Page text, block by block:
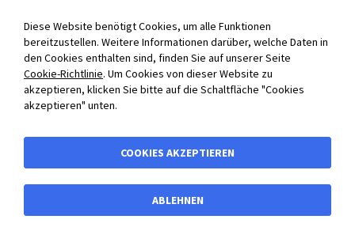
Persönlich für Sie da!
+43 720 301707 0
info@bibus.at
Mo-Do 08:00-16:30 Uhr
Diese Website benötigt Cookies, um alle Funktionen
bereitzustellen. Weitere Informationen darüber, welche Daten in
den Cookies enthalten sind, finden Sie auf unserer Seite
Cookie-Richtlinie. Um Cookies von dieser Website zu
akzeptieren, klicken Sie bitte auf die Schaltfläche "Cookies
akzeptieren" unten.
COOKIES AKZEPTIEREN
ABLEHNEN